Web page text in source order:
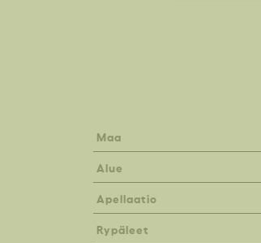
Maa
Alue
Apellaatio
Rypäleet